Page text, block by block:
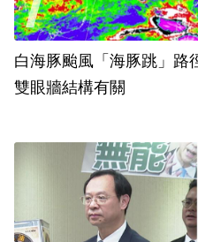
白海豚颱風「海豚跳」
雙眼牆結構有關